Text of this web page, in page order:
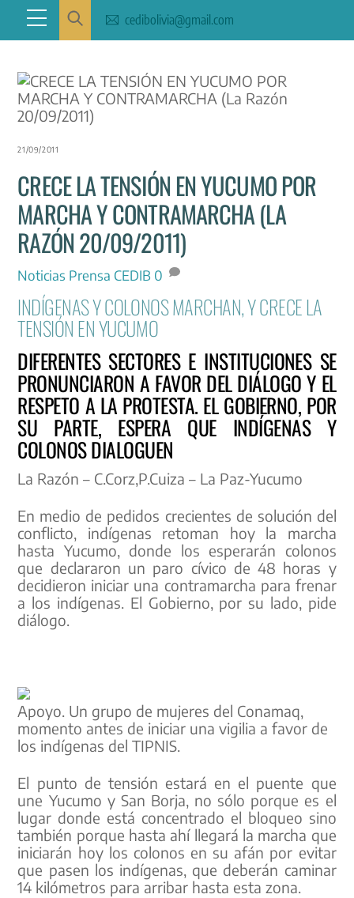
content
Menu cedibolivia@gmail.com
21/09/2011
CRECE LA TENSIÓN EN YUCUMO POR
MARCHA Y CONTRAMARCHA (LA
RAZÓN 20/09/2011)
Noticias Prensa CEDIB 0
INDÍGENAS Y COLONOS MARCHAN, Y CRECE LA
TENSIÓN EN YUCUMO
DIFERENTES SECTORES E INSTITUCIONES SE
PRONUNCIARON A FAVOR DEL DIÁLOGO Y EL
RESPETO A LA PROTESTA. EL GOBIERNO, POR
SU PARTE, ESPERA QUE INDÍGENAS Y
COLONOS DIALOGUEN
La Razón – C.Corz,P.Cuiza – La Paz-Yucumo
En medio de pedidos crecientes de solución del
conflicto, indígenas retoman hoy la marcha
hasta Yucumo, donde los esperarán colonos
que declararon un paro cívico de 48 horas y
decidieron iniciar una contramarcha para frenar
a los indígenas. El Gobierno, por su lado, pide
diálogo.
Apoyo. Un grupo de mujeres del Conamaq,
momento antes de iniciar una vigilia a favor de
los indígenas del TIPNIS.
El punto de tensión estará en el puente que
une Yucumo y San Borja, no sólo porque es el
lugar donde está concentrado el bloqueo sino
también porque hasta ahí llegará la marcha que
iniciarán hoy los colonos en su afán por evitar
que pasen los indígenas, que deberán caminar
14 kilómetros para arribar hasta esta zona.